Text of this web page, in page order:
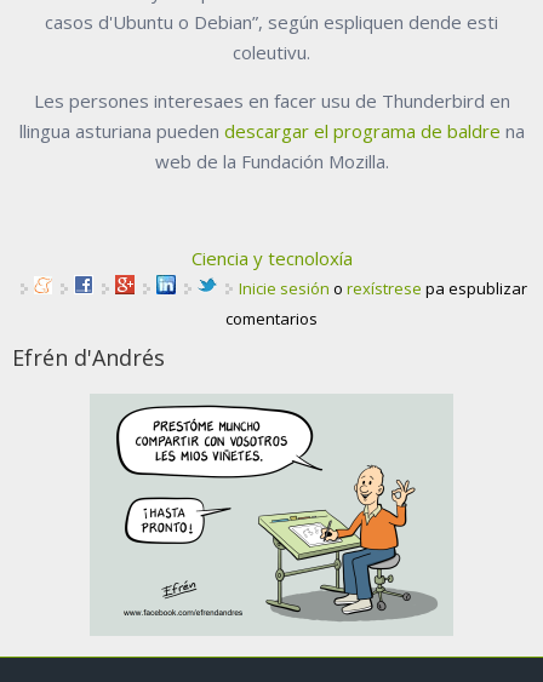
casos d'Ubuntu o Debian”, según espliquen dende esti
coleutivu.
Les persones interesaes en facer usu de Thunderbird en
llingua asturiana pueden descargar el programa de baldre na
web de la Fundación Mozilla.
Ciencia y tecnoloxía
Inicie sesión o rexístrese pa espublizar
comentarios
Efrén d'Andrés